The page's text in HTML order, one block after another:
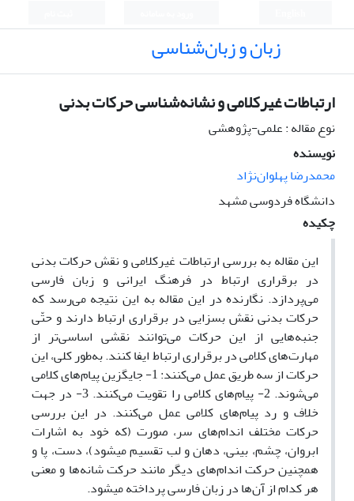
زبان و زبان‌شناسی
ارتباطات غیرکلامی و نشانه‌شناسی حرکات بدنی
نوع مقاله : علمی-پژوهشی
نویسنده
محمدرضا پهلوان‌نژاد
دانشگاه فردوسی مشهد
چکیده
این مقاله به بررسی ارتباطات غیرکلامی و نقش حرکات بدنی
در برقراری ارتباط در فرهنگ ایرانی و زبان فارسی
می‌پردازد. نگارنده در این مقاله به این نتیجه می‌رسد که
حرکات بدنی نقش بسزایی در برقراری ارتباط دارند و حتّی
جنبه‌هایی از این حرکات می‌توانند نقشی اساسی‌تر از
مهارت‌های کلامی در برقراری ارتباط ایفا کنند. به‌طور کلی، این
حرکات از سه طریق عمل می‌کنند: 1- جایگزین پیام‌های کلامی
می‌شوند. 2- پیام‌های کلامی را تقویت می‌کنند. 3- در جهت
خلاف و رد پیام‌های کلامی عمل می‌کنند. در این بررسی
حرکات مختلف اندام‌های سر، صورت (که خود به اشارات
ابروان، چشم، بینی، دهان و لب تقسیم می­شود)، دست، پا و
همچنین حرکت اندام‌های دیگر مانند حرکت شانه‌‌ها و معنی
هر کدام از آن‌‌ها در زبان فارسی پرداخته می­شود.